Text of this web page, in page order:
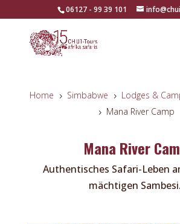
06127 - 99 39 101
Home 5 Simbabwe 5 Lodges &
5 Mana River Camp
Mana River
Authentisches Safari-Leben
mächtigen Sambesi.